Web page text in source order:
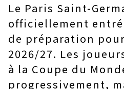
Le Paris Saint-
officiellement entré
de préparation
2026/27. Les
à la Coupe du
progressivement,